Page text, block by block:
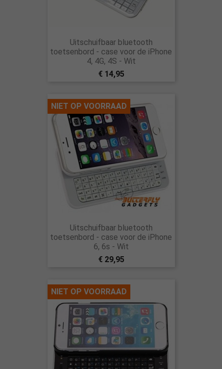
Uitschuifbaar bluetooth
toetsenbord - case voor de iPhone
4, 4G, 4S - Wit
€ 14,95
Uitschuifbaar bluetooth
toetsenbord - case voor de iPhone
6, 6s - Wit
€ 29,95
NIET OP VOORRAAD
NIET OP VOORRAAD